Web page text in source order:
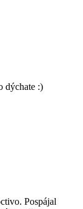
dýchate :)
Pospájal